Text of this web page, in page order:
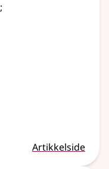
;
Artikkelside